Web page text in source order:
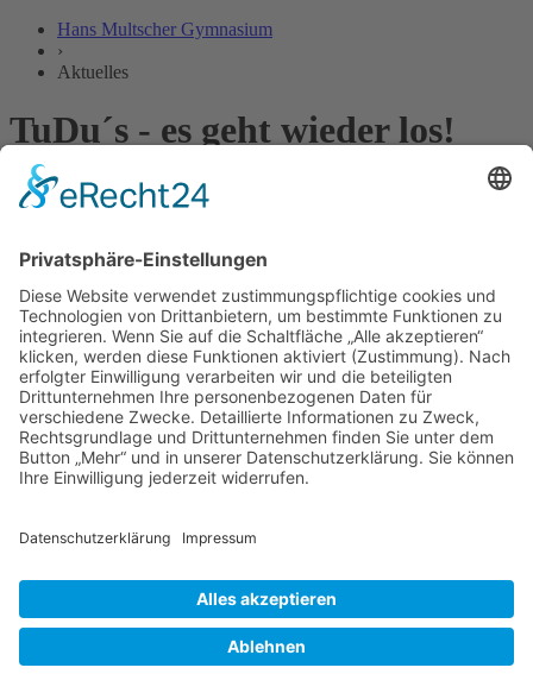
Hans Multscher Gymnasium
›
Aktuelles
TuDu´s - es geht wieder los!
13. November 2025
Zurück
Anschrift
Hans-Multscher-Gymnasium Leutkirch
Herlazhofer Str. 32
88299 Leutkirch im Allgäu
Telefon 07561 98595-0
Rechtliches
Sitemap
Datenschutz/Haftungsausschluß
Impressum